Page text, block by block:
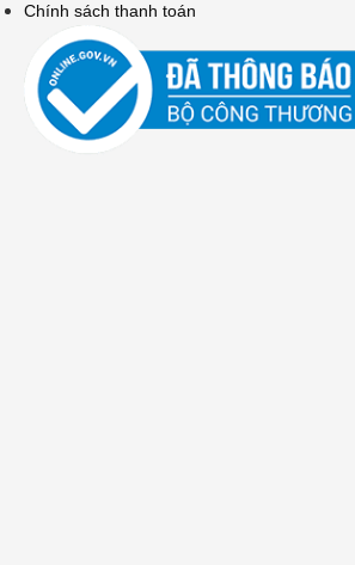
Chính sách thanh toán